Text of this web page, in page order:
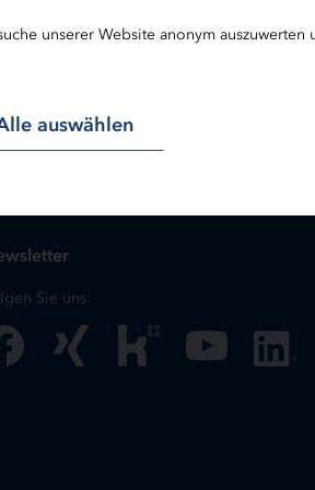
unserer Website anonym auszuwerten
auswählen
Sie uns: